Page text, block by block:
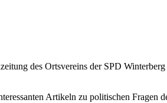
des Ortsvereins der SPD
Artikeln zu politischen Fragen